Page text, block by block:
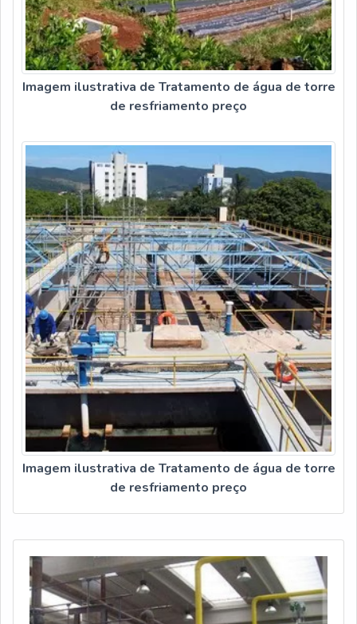
Imagem ilustrativa de Tratamento de água de torre
de resfriamento preço
Imagem ilustrativa de Tratamento de água de torre
de resfriamento preço